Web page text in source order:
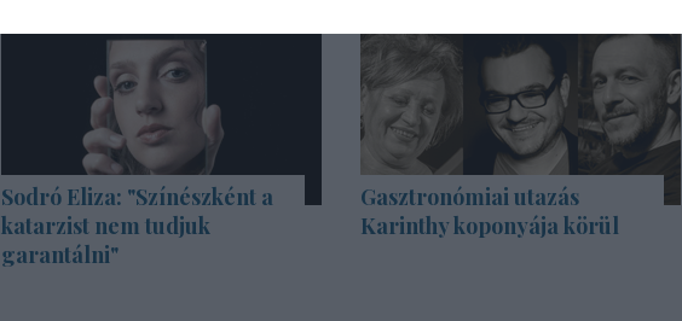
Sodró Eliza: "Színészként a
katarzist nem tudjuk
garantálni"
Gasztronómiai utazás
Karinthy koponyája körül